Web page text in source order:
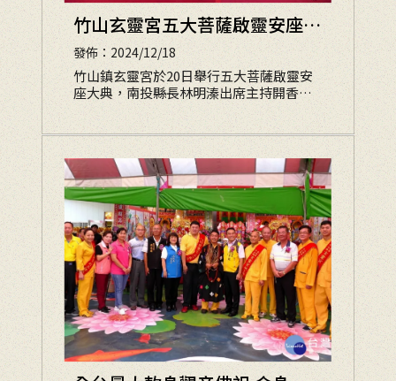
竹山玄靈宮五大菩薩啟靈安座
南投縣長祈疫情消弭、烏俄重歸
和平
發佈：2024/12/18
竹山鎮玄靈宮於20日舉行五大菩薩啟靈安
座大典，南投縣長林明溱出席主持開香儀
式，除祈求國泰民安、風調雨順，新冠肺
炎疫情早日消弭、經濟復甦，民眾安居樂
業，也為俄烏戰事祈福，期許世界重歸和
平。